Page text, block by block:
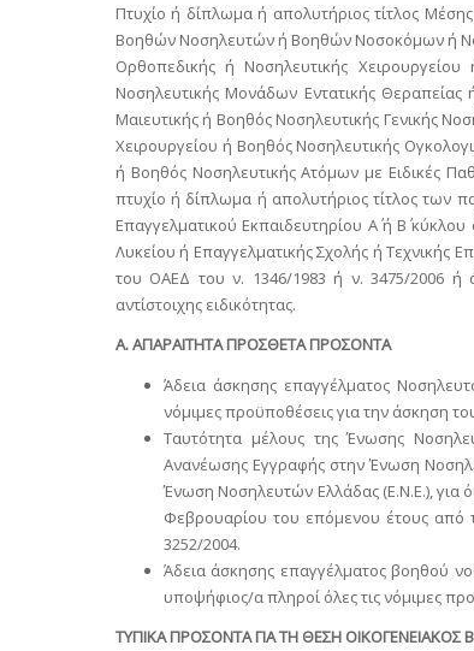
Πτυχίο ή δίπλωμα ή απολυτήριος τίτλος
Βοηθών Νοσηλευτών ή Βοηθών Νοσοκόμων ή
Ορθοπεδικής ή Νοσηλευτικής
Νοσηλευτικής Μονάδων Εντατικής
Μαιευτικής ή Βοηθός Νοσηλευτικής Γενικής
Χειρουργείου ή Βοηθός Νοσηλευτικής
ή Βοηθός Νοσηλευτικής Ατόμων με Ειδικές
πτυχίο ή δίπλωμα ή απολυτήριος τίτλος των
Επαγγελματικού Εκπαιδευτηρίου Α΄ ή Β΄
Λυκείου ή Επαγγελματικής Σχολής ή Τεχνικής
του ΟΑΕΔ του ν. 1346/1983 ή ν. 3475/2006 ή
αντίστοιχης ειδικότητας.
Α. ΑΠΑΡΑΙΤΗΤΑ ΠΡΟΣΘΕΤΑ ΠΡΟΣΟΝΤΑ
Άδεια άσκησης επαγγέλματος
νόμιμες προϋποθέσεις για την άσκηση
Ταυτότητα μέλους της Ένωσης
Ανανέωσης Εγγραφής στην Ένωση
Ένωση Νοσηλευτών Ελλάδας (Ε.Ν.Ε.), για
Φεβρουαρίου του επόμενου έτους
3252/2004.
Άδεια άσκησης επαγγέλματος βοηθού
υποψήφιος/α πληροί όλες τις νόμιμες
ΤΥΠΙΚΑ ΠΡΟΣΟΝΤΑ ΓΙΑ ΤΗ ΘΕΣΗ ΟΙΚΟΓΕΝΕΙΑΚΟΣ